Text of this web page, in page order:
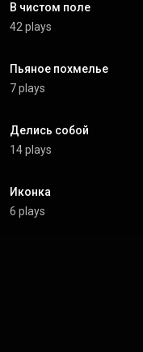
В чистом поле
42 plays
Пьяное похмелье
7 plays
Делись собой
14 plays
Иконка
6 plays